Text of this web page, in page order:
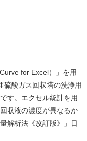
for Excel）」を用
硫酸ガス回収塔の洗浄用
す。エクセル統計を用
収液の濃度が異なるか
解析法《改訂版》」日